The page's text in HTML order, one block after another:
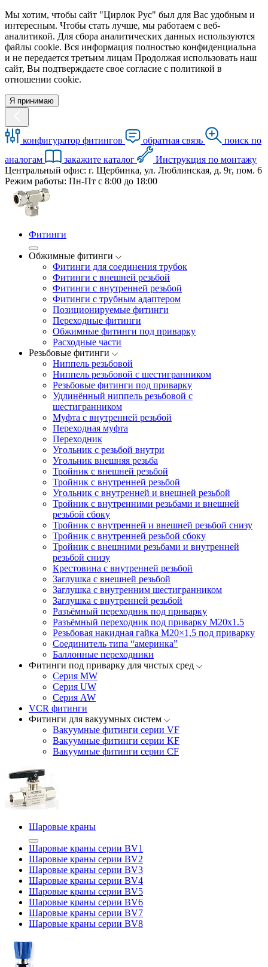
Мы хотим, чтобы сайт "Цирлок Рус" был для Вас удобным и
интересным. Чтобы стать лучше, мы работаем с веб-
аналитикой. Для сбора аналитических данных используются
файлы cookie. Вся информация полностью конфиденциальна
и не передается третьим лицам Продолжая использовать наш
сайт, Вы подтверждаете свое согласие с политикой в
отношении cookie.
Я принимаю
конфигуратор фитингов обратная связь
поиск по
аналогам
закажите каталог
Инструкция по монтажу
Центральный офис: г. Щербинка, ул. Люблинская, д. 9г, пом. 6
Режим работы: Пн-Пт с 8:00 до 18:00
Фитинги
Обжимные фитинги
Фитинги для соединения трубок
Фитинги с внешней резьбой
Фитинги с внутренней резьбой
Фитинги с трубным адаптером
Позиционируемые фитинги
Переходные фитинги
Обжимные фитинги под приварку
Расходные части
Резьбовые фитинги
Ниппель резьбовой
Ниппель резьбовой с шестигранником
Резьбовые фитинги под приварку
Удлинённый ниппель резьбовой с
шестигранником
Муфта с внутренней резьбой
Переходная муфта
Переходник
Угольник с резьбой внутри
Угольник внешняя резьба
Тройник с внешней резьбой
Тройник с внутренней резьбой
Угольник с внутренней и внешней резьбой
Тройник с внутренними резьбами и внешней
резьбой сбоку
Тройник с внутренней и внешней резьбой снизу
Тройник с внутренней резьбой сбоку
Тройник с внешними резьбами и внутренней
резьбой снизу
Крестовина с внутренней резьбой
Заглушка с внешней резьбой
Заглушка с внутренним шестигранником
Заглушка с внутренней резьбой
Разъёмный переходник под приварку
Разъёмный переходник под приварку М20х1.5
Резьбовая накидная гайка M20×1,5 под приварку
Соединитель типа “америнка”
Баллонные переходники
Фитинги под приварку для чистых сред
Серия MW
Серия UW
Серия AW
VCR фитинги
Фитинги для вакуумных систем
Вакуумные фитинги серии VF
Вакуумные фитинги серии KF
Вакуумные фитинги серии CF
Шаровые краны
Шаровые краны серии BV1
Шаровые краны серии BV2
Шаровые краны серии BV3
Шаровые краны серии BV4
Шаровые краны серии BV5
Шаровые краны серии BV6
Шаровые краны серии BV7
Шаровые краны серии BV8